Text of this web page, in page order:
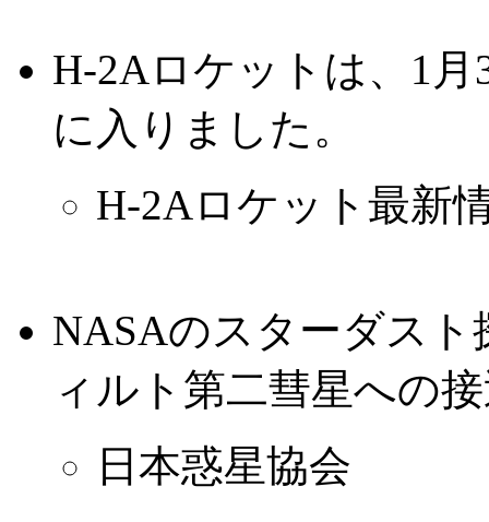
H-2Aロケットは、1
に入りました。
H-2Aロケット最新
NASAのスターダス
ィルト第二彗星への
日本惑星協会